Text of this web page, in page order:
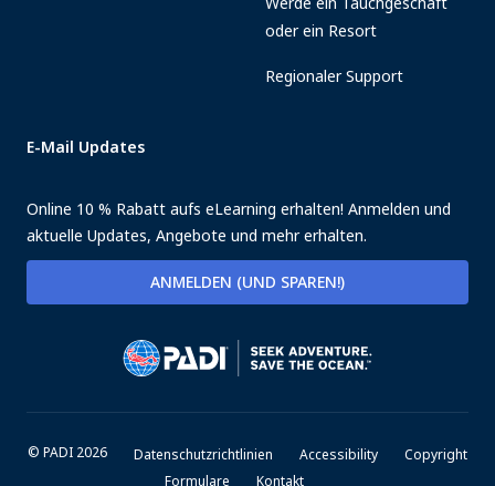
oder ein Resort
Regionaler Support
E-Mail Updates
Online 10 % Rabatt aufs eLearning erhalten! Anmelden und
aktuelle Updates, Angebote und mehr erhalten.
ANMELDEN (UND SPAREN!)
© PADI 2026 Datenschutzrichtlinien Accessibility
Copyright
Formulare
Kontakt